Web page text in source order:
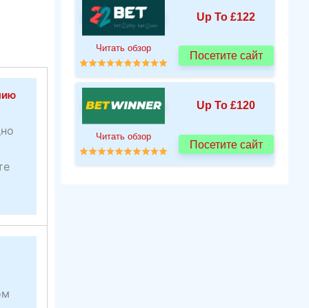
Up To £122
Читать обзор
Посетите сайт
Up To £120
Читать обзор
Посетите сайт